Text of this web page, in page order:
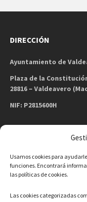
Usamos cookies para
funciones. Encontrará
las políticas de cookies.
Las cookies categorizadas
DIRECCIÓN
Ayuntamiento de
Plaza de la
28816 – Valdeavero
NIF: P2815600H
Teléfono: 91 886 44 62
Correo Electrónico: